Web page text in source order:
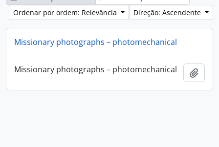
Ordenar por ordem: Relevância
Direção: Ascendente
Missionary photographs – photomechanical
Missionary photographs – photomechanical